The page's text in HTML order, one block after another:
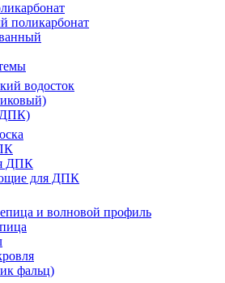
поликарбонат
водосток
ДПК
для ДПК
и волновой профиль
фальц)